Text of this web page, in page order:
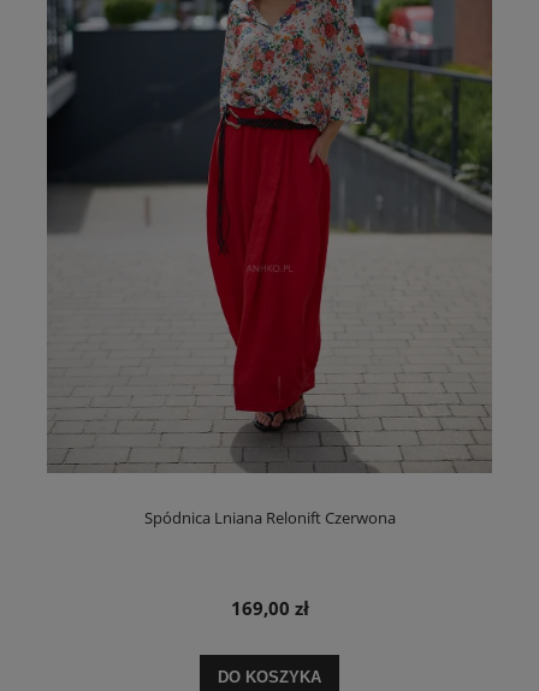
Spódnica Lniana Relonift Czerwona
169,00 zł
DO KOSZYKA